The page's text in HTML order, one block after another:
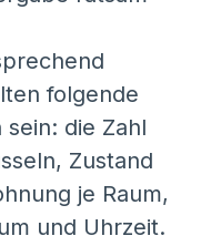
folgende
die Zahl
Zustand
je Raum,
und Uhrzeit.